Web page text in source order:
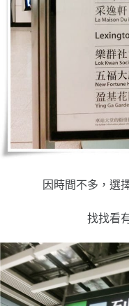
因時間不多，選
找找看